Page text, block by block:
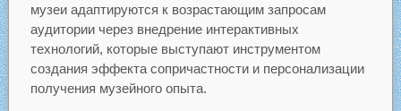
музеи адаптируются к возрастающим запросам
аудитории через внедрение интерактивных
технологий, которые выступают инструментом
создания эффекта сопричастности и персонализации
получения музейного опыта.